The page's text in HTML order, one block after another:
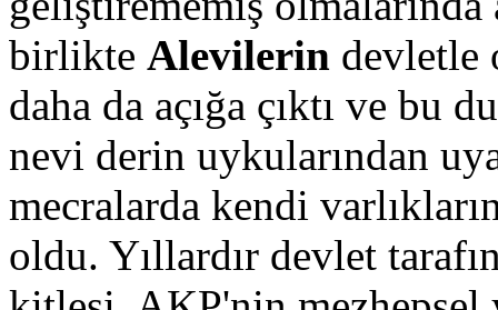
birlikte Alevilerin devletle
daha da açığa çıktı ve bu
nevi derin uykularından
mecralarda kendi
oldu. Yıllardır devlet